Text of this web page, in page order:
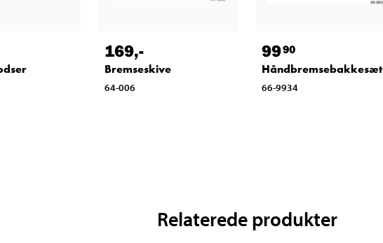
169,-
Bremseskive
64-006
9990
Håndbremsebakkesæt
66-9934
Relaterede produkter